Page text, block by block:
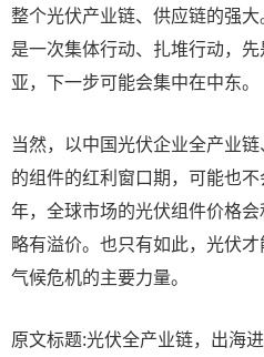
整个光伏产业链、供应链的强
是一次集体行动、扎堆行动，
亚，下一步可能会集中在中东。
当然，以中国光伏企业全产业
的组件的红利窗口期，可能也
年，全球市场的光伏组件价格
略有溢价。也只有如此，光伏
气候危机的主要力量。
原文标题:光伏全产业链，出海进